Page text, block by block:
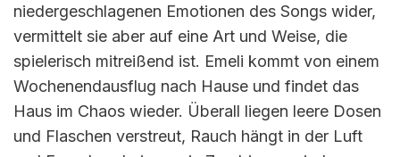
niedergeschlagenen Emotionen des Songs wider,
vermittelt sie aber auf eine Art und Weise, die
spielerisch mitreißend ist. Emeli kommt von einem
Wochenendausflug nach Hause und findet das
Haus im Chaos wieder. Überall liegen leere Dosen
und Flaschen verstreut, Rauch hängt in der Luft